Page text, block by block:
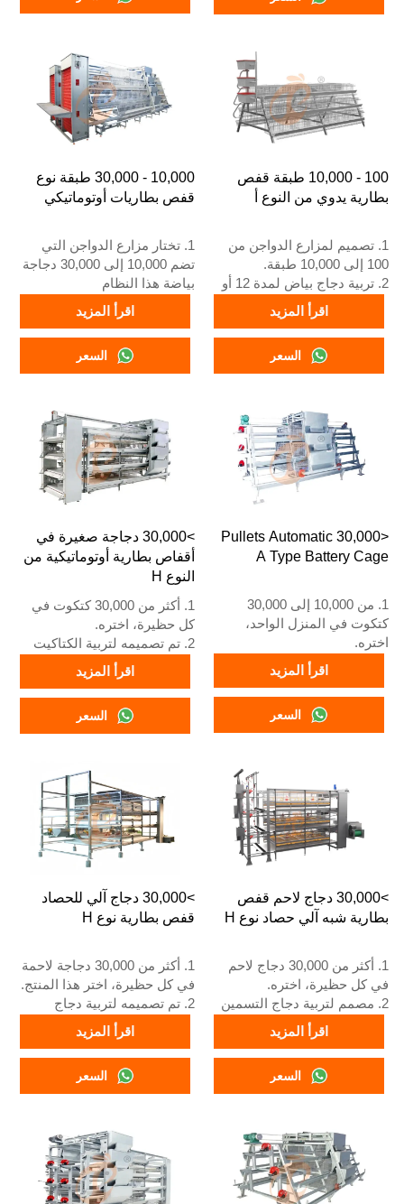
+8618830120193
4. رقم الواتساب الخاص بنا
هو +8618830120193، +234
8111199996
10,000 - 30,000 طبقة نوع
قفص بطاريات أوتوماتيكي
1. تختار مزارع الدواجن التي
تضم 10,000 إلى 30,000 دجاجة
بياضة هذا النظام
2. يبدأ دجاج البياض البالغ في
وضع البيض عند 16 أسبوعًا
3. عمره الافتراضي أكثر من 25
4. خدمة الاستقبال عبر الإنترنت
اقرأ المزيد
السعر
100 - 10,000 طبقة قفص
بطارية يدوي من النوع أ
1. تصميم لمزارع الدواجن من
100 إلى 10,000 طبقة.
2. تربية دجاج بياض لمدة 12 أو
عامًا.
عبر الواتساب رقم
8111199996
اقرأ المزيد
السعر
>30,000 دجاجة صغيرة في
أقفاص بطارية أوتوماتيكية من
النوع H
1. أكثر من 30,000 كتكوت في
كل حظيرة، اختره.
2. تم تصميمه لتربية الكتاكيت
إلى 16 أسبوعًا عندما تبدأ في
وضع البيض.
عامًا.
اصطناعي Vcloud، وخزانة تحكم
كهربائية، ومعدات أوتوماتيكية
للشرب، والتغذية، وتنظيف
السماد، وجمع البيض يدويًا.
5. رقم WhatsApp الخاص بنا
هو +8618830120193
اقرأ المزيد
السعر
<30,000 Pullets Automatic
A Type Battery Cage
1. من 10,000 إلى 30,000
كتكوت في المنزل الواحد،
اختره.
2. تم تصميمه لتربية الكتاكيت
إلى 16 أسبوعًا عندما تبدأ في
وضع البيض.
3. عمره الافتراضي أكثر من 25
4. هيكله عبارة عن اندماج ذكاء
اصطناعي Vcloud، وخزانة تحكم
كهربائية، ومعدات أوتوماتيكية
للشرب والتغذية وتنظيف
السماد، وجمع يدوي.
هو +86 18830120193.
اقرأ المزيد
السعر
>30,000 دجاج آلي للحصاد
قفص بطارية نوع H
1. أكثر من 30,000 دجاجة لاحمة
في كل حظيرة، اختر هذا المنتج.
2. تم تصميمه لتربية دجاج
التسمين من عمر يوم واحد إلى
45 يومًا حتى يصبح جاهزًا
للسوق.
عامًا.
للاستقبال على مدار 24 ساعة
هو +8618830120193، +234
8111199996.
اقرأ المزيد
السعر
>30,000 دجاج لاحم قفص
بطارية شبه آلي حصاد نوع H
1. أكثر من 30,000 دجاج لاحم
في كل حظيرة، اختره.
2. مصمم لتربية دجاج التسمين
حتى يصبح جاهزًا للسوق.
3. عمره الافتراضي أكثر من 20
4. رقم الواتساب الخاص بخدمة
هو +8618830120193، +234
8111199996.
اقرأ المزيد
السعر